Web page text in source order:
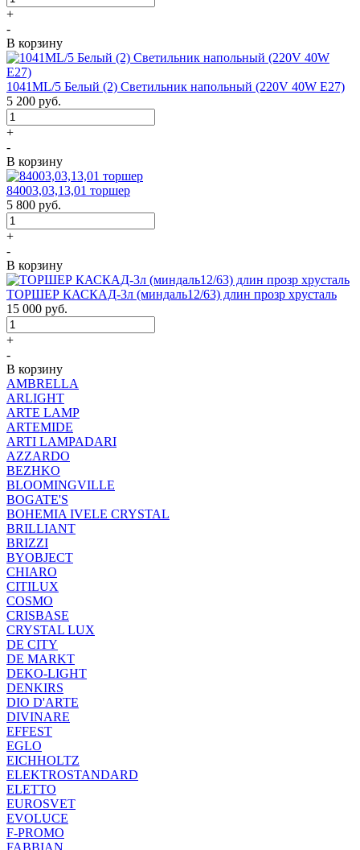
+
-
В корзину
1041ML/5 Белый (2) Светильник напольный (220V 40W E27)
5 200 руб.
+
-
В корзину
84003,03,13,01 торшер
5 800 руб.
+
-
В корзину
ТОРШЕР КАСКАД-3л (миндаль12/63) длин прозр хрусталь
15 000 руб.
+
-
В корзину
AMBRELLA
ARLIGHT
ARTE LAMP
ARTEMIDE
ARTI LAMPADARI
AZZARDO
BEZHKO
BLOOMINGVILLE
BOGATE'S
BOHEMIA IVELE CRYSTAL
BRILLIANT
BRIZZI
BYOBJECT
CHIARO
CITILUX
COSMO
CRISBASE
CRYSTAL LUX
DE CITY
DE MARKT
DEKO-LIGHT
DENKIRS
DIO D'ARTE
DIVINARE
EFFEST
EGLO
EICHHOLTZ
ELEKTROSTANDARD
ELETTO
EUROSVET
EVOLUCE
F-PROMO
FABBIAN